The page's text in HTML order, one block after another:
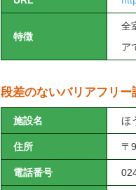
特徴
全
ア
段差のないバリアフリー
施設名 ほ
住所 〒
電話番号